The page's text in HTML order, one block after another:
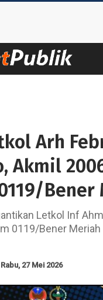
Arh
Akmil
Bener
Letkol Inf
0119/Bener
Rabu, 27 Mei 2026